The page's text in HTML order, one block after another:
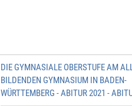
DIE GYMNASIALE OBERSTUFE AM
BILDENDEN GYMNASIUM IN BADEN-
WÜRTTEMBERG - ABITUR 2021 -